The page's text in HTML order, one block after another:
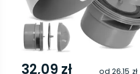
32,09 zł od 26,15 zł